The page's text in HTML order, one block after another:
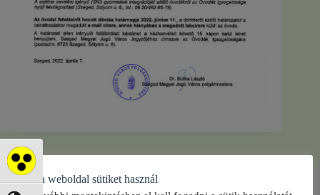
Akadálymentes mód
Ez a weboldal sütiket használ